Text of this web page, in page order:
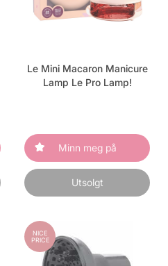
Le Mini Macaron Manicure
Lamp Le Pro Lamp!
Minn meg på
Utsolgt
NICE
PRICE